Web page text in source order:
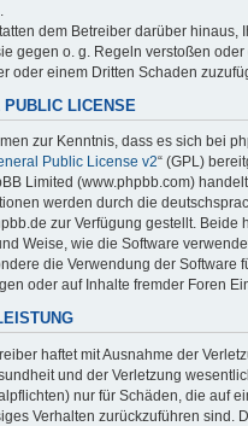
dem Betreiber darüber hinaus,
gegen o. g. Regeln verstoßen
oder einem Dritten Schaden
LICENSE
zur Kenntnis, dass es sich bei
Public License v2“ (GPL)
Limited (www.phpbb.com)
werden durch die
zur Verfügung gestellt. Beide
Weise, wie die Software
die Verwendung der Software
oder auf Inhalte fremder Foren
haftet mit Ausnahme der
und der Verletzung
nur für Schäden, die auf
Verhalten zurückzuführen sind.